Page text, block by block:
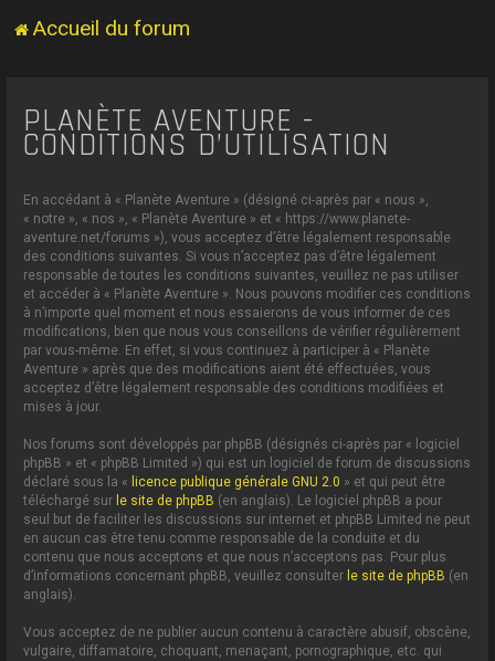
Accueil du forum
PLANÈTE AVENTURE -
CONDITIONS D’UTILISATION
En accédant à « Planète Aventure » (désigné ci-après par « nous »,
« notre », « nos », « Planète Aventure » et « https://www.planete-
aventure.net/forums »), vous acceptez d’être légalement responsable
des conditions suivantes. Si vous n’acceptez pas d’être légalement
responsable de toutes les conditions suivantes, veuillez ne pas utiliser
et accéder à « Planète Aventure ». Nous pouvons modifier ces conditions
à n’importe quel moment et nous essaierons de vous informer de ces
modifications, bien que nous vous conseillons de vérifier régulièrement
par vous-même. En effet, si vous continuez à participer à « Planète
Aventure » après que des modifications aient été effectuées, vous
acceptez d’être légalement responsable des conditions modifiées et
mises à jour.
Nos forums sont développés par phpBB (désignés ci-après par « logiciel
phpBB » et « phpBB Limited ») qui est un logiciel de forum de discussions
déclaré sous la « licence publique générale GNU 2.0 » et qui peut être
téléchargé sur le site de phpBB (en anglais). Le logiciel phpBB a pour
seul but de faciliter les discussions sur internet et phpBB Limited ne peut
en aucun cas être tenu comme responsable de la conduite et du
contenu que nous acceptons et que nous n’acceptons pas. Pour plus
d’informations concernant phpBB, veuillez consulter le site de phpBB (en
anglais).
Vous acceptez de ne publier aucun contenu à caractère abusif, obscène,
vulgaire, diffamatoire, choquant, menaçant, pornographique, etc. qui